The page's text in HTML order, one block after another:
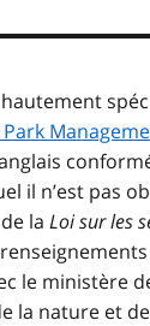
il n’est pas
la Loi sur les
le ministère
la nature et